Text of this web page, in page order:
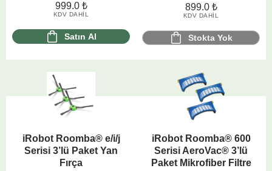
999.0 ₺
KDV DAHIL
Satın Al
899.0 ₺
KDV DAHIL
Stokta Yok
iRobot Roomba® e/i/j
Serisi 3’lü Paket Yan
Fırça
iRobot Roomba® 600
Serisi AeroVac® 3’lü
Paket Mikrofiber Filtre